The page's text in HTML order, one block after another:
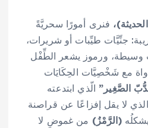
فنرى أمورًا سحريَّةً
جنِّيَّات طيِّبات أو شريرات،
وسيطة، ورموز يشعر الطِّفْل
مع شَخْصِيَّات الحِكَايَات
الصَّغِير” الّذي ابتدعته
لا يقل إفزاعًا عن قراصنة
يشكلُه(الرَّمْزُ) من غموضٍ لا